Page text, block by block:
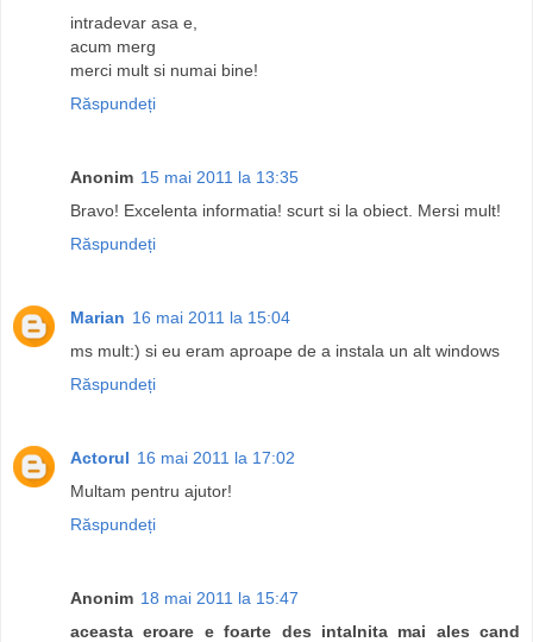
intradevar asa e,
acum merg
merci mult si numai bine!
Răspundeți
Anonim 15 mai 2011 la 13:35
Bravo! Excelenta informatia! scurt si la obiect. Mersi mult!
Răspundeți
Marian 16 mai 2011 la 15:04
ms mult:) si eu eram aproape de a instala un alt windows
Răspundeți
Actorul 16 mai 2011 la 17:02
Multam pentru ajutor!
Răspundeți
Anonim 18 mai 2011 la 15:47
aceasta eroare e foarte des intalnita mai ales cand